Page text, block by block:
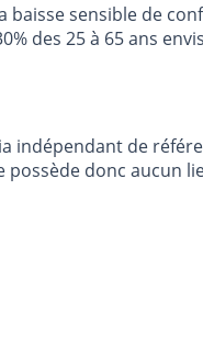
sensible de
des 25 à 65 ans
indépendant de
donc aucun